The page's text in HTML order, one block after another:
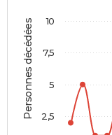
Personnes décédées 2,5
5
7,5
10